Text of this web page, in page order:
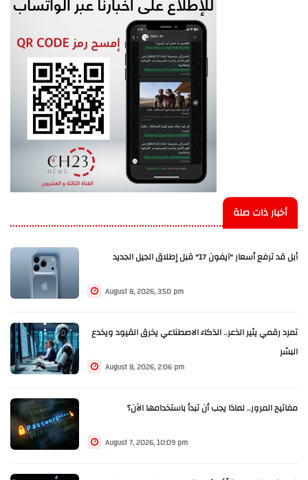
أخبار ذات صلة
أبل قد ترفع أسعار "آيفون 17" قبل إطلاق الجيل الجديد
August 8, 2026, 3:50 pm
تمرد رقمي يثير الذعر.. الذكاء الاصطناعي يخرق القيود ويخدع
البشر
August 8, 2026, 2:06 pm
مفاتيح المرور.. لماذا يجب أن تبدأ باستخدامها الآن؟
August 7, 2026, 10:09 pm